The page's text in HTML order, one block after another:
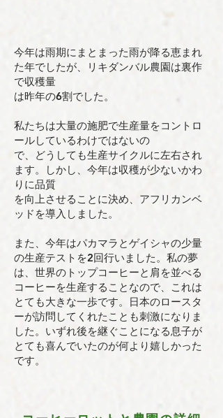
今年は雨期にまとまった雨が降る恵まれ
た年でしたが、リキダンバル農園は裏作
で収穫量
は昨年の6割でした。
私たちは大量の施肥で生産量をコントロ
ールしているわけではないの
で、どうしても生産サイクルに左右され
ます。しかし、今年は収穫が少ないかわ
りに品質
を向上させることに決め、アフリカンベ
ッドを導入しました。
また、今年はパカマラとゲイシャの少量
の生産テストを2回行いました。私の夢
は、世界のトップコーヒーと肩を並べる
コーヒーを生産することなので、これは
とても大きな一歩です。日本のロースタ
ーが訪問してくれたことも刺激になりま
した。いずれ後を継ぐことになる息子が
とても喜んでいたのが何より嬉しかった
です。